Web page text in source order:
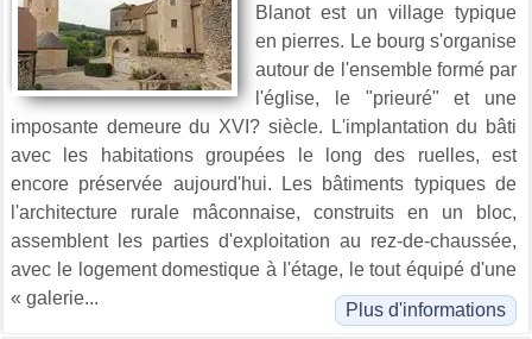
Blanot est un village typique
en pierres. Le bourg s'organise
autour de l'ensemble formé par
l'église, le "prieuré" et une
imposante demeure du XVI? siècle. L'implantation du bâti
avec les habitations groupées le long des ruelles, est
encore préservée aujourd'hui. Les bâtiments typiques de
l'architecture rurale mâconnaise, construits en un bloc,
assemblent les parties d'exploitation au rez-de-chaussée,
avec le logement domestique à l'étage, le tout équipé d'une
« galerie...
Plus d'informations